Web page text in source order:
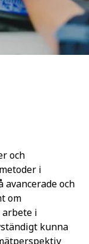
och
i
avancerade och
om
arbete i
kunna